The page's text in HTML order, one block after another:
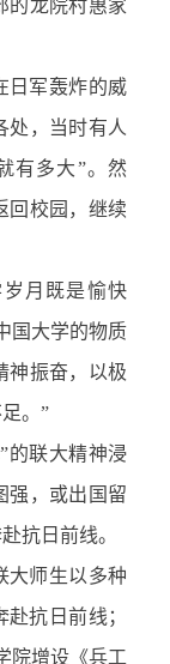
的龙院村惠家
日军轰炸的威
处，当时有人
有多大”。然
回校园，继续
月既是愉快
国大学的物质
神振奋，以极
。”
的联大精神浸
强，或出国留
抗日前线。
大师生以多种
抗日前线；
院增设《兵工